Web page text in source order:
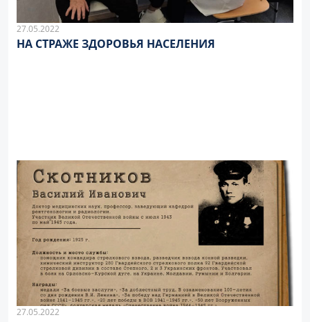
27.05.2022
НА СТРАЖЕ ЗДОРОВЬЯ НАСЕЛЕНИЯ
27.05.2022